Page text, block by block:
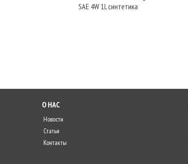
SAE 4W 1L синтетика
О НАС
Новости
Статьи
Контакты